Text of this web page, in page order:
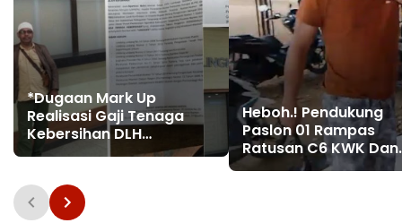
*Dugaan Mark Up
Realisasi Gaji Tenaga
Kebersihan DLH
Kabupaten Tangerang
Heboh.! Pendukung
Paslon 01 Rampas
Ratusan C6 KWK Dan
Mengancam Petugas